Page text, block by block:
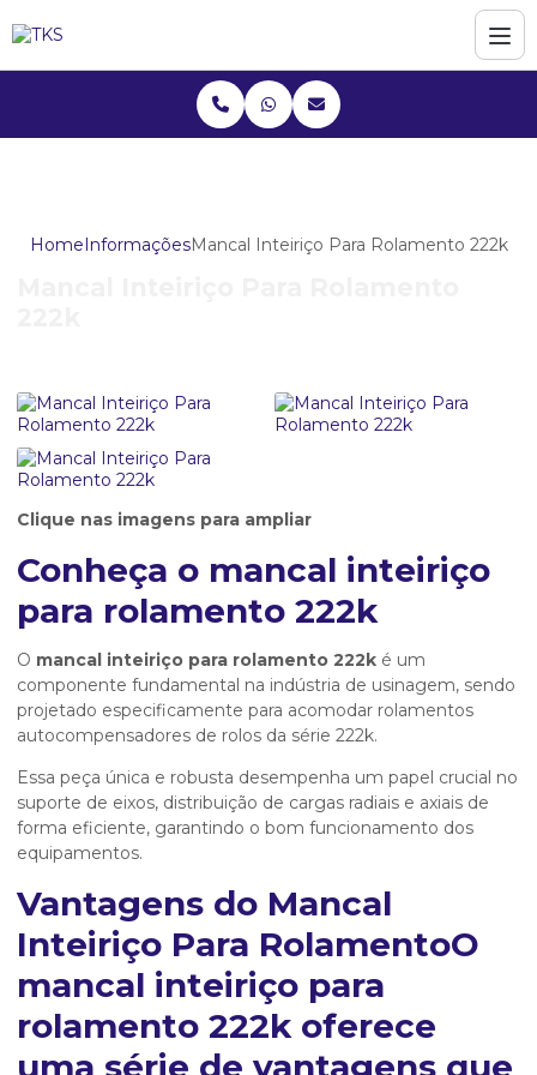
HomeInformaçõesMancal Inteiriço Para Rolamento 222k
Clique nas imagens para ampliar
Conheça o mancal inteiriço
para rolamento 222k
O mancal inteiriço para rolamento 222k é um
componente fundamental na indústria de usinagem, sendo
projetado especificamente para acomodar rolamentos
autocompensadores de rolos da série 222k.
Essa peça única e robusta desempenha um papel crucial no
suporte de eixos, distribuição de cargas radiais e axiais de
forma eficiente, garantindo o bom funcionamento dos
equipamentos.
Vantagens do Mancal
Inteiriço Para RolamentoO
mancal inteiriço para
rolamento 222k oferece
uma série de vantagens que